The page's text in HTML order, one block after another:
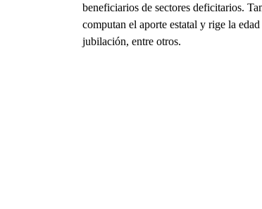
beneficiarios de sectores deficitarios.
computan el aporte estatal y rige la
jubilación, entre otros.